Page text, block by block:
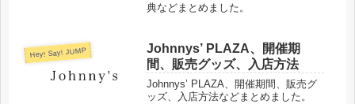
典などまとめました。
Hey! Say! JUMP
Johnnys’ PLAZA、開催期
間、販売グッズ、入店方法
Johnnys’ PLAZA、開催期間、販売グ
ッズ、入店方法などまとめました。